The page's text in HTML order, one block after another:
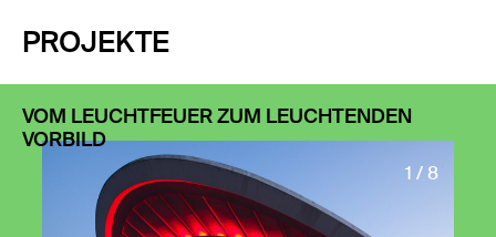
PROJEKTE
VOM LEUCHTFEUER ZUM LEUCHTENDEN
VORBILD
1 / 8